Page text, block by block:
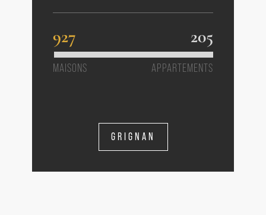
927 205
MAISONS APPARTEMENTS
GRIGNAN